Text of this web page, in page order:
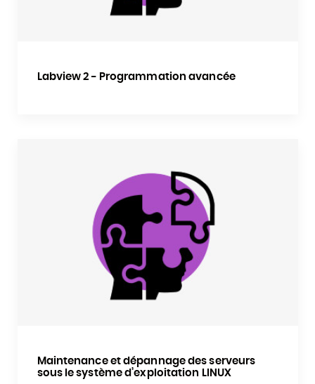
Labview 2 - Programmation avancée
Maintenance et dépannage des serveurs
sous le système d’exploitation LINUX